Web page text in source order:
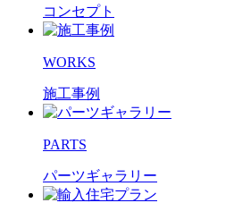
コンセプト
WORKS
施工事例
PARTS
パーツギャラリー